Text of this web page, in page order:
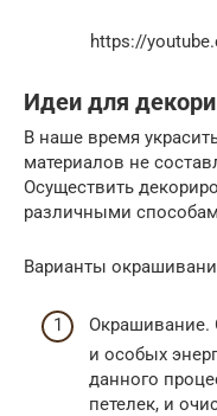
https://
Идеи для
В наше время
материалов не
Осуществить
различными
Варианты
Окрашивание.
и особых
данного
петелек, и